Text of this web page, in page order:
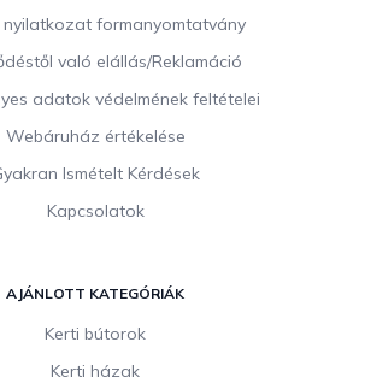
nyilatkozat formanyomtatvány
való elállás/Reklamáció
adatok védelmének feltételei
Webáruház értékelése
Ismételt Kérdések
Kapcsolatok
AJÁNLOTT KATEGÓRIÁK
Kerti bútorok
Kerti házak